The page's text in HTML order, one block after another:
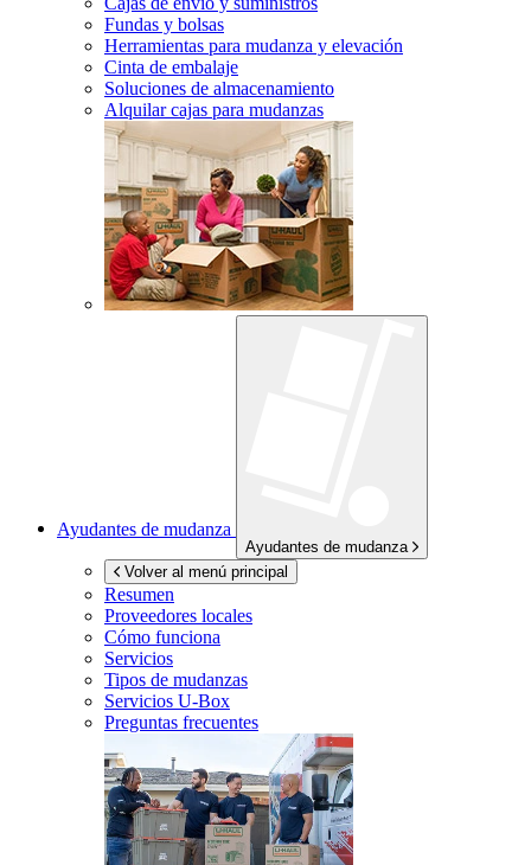
Fundas y bolsas
Herramientas para mudanza y elevación
Cinta de embalaje
Soluciones de almacenamiento
Alquilar cajas para mudanzas
Ayudantes de mudanza
Ayudantes de mudanza
Volver al menú principal
Resumen
Proveedores locales
Cómo funciona
Servicios
Tipos de mudanzas
Servicios U-Box
Preguntas frecuentes